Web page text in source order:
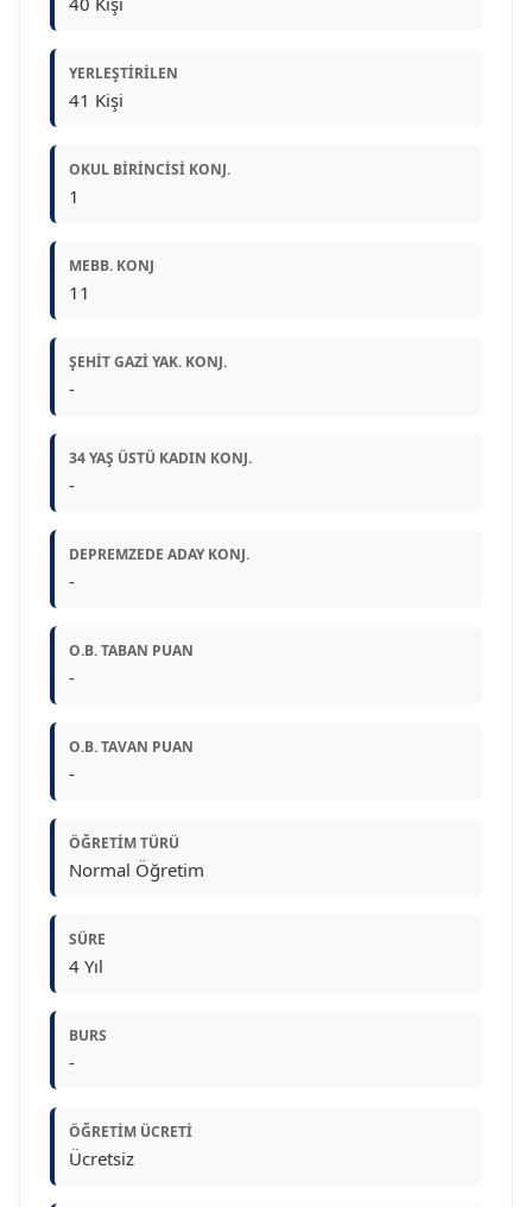
YERLEŞTIRILEN
41 Kişi
OKUL BIRINCISI KONJ.
1
MEBB. KONJ
11
ŞEHIT GAZI YAK. KONJ.
-
34 YAŞ ÜSTÜ KADIN KONJ.
-
DEPREMZEDE ADAY KONJ.
-
O.B. TABAN PUAN
-
O.B. TAVAN PUAN
-
ÖĞRETIM TÜRÜ
Normal Öğretim
SÜRE
4 Yıl
BURS
-
ÖĞRETIM ÜCRETI
Ücretsiz